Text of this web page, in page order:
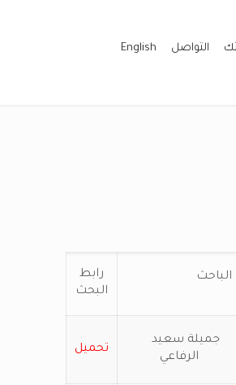
التواصل English
رابط
البحث
الباحث
تحميل
الرفاعي